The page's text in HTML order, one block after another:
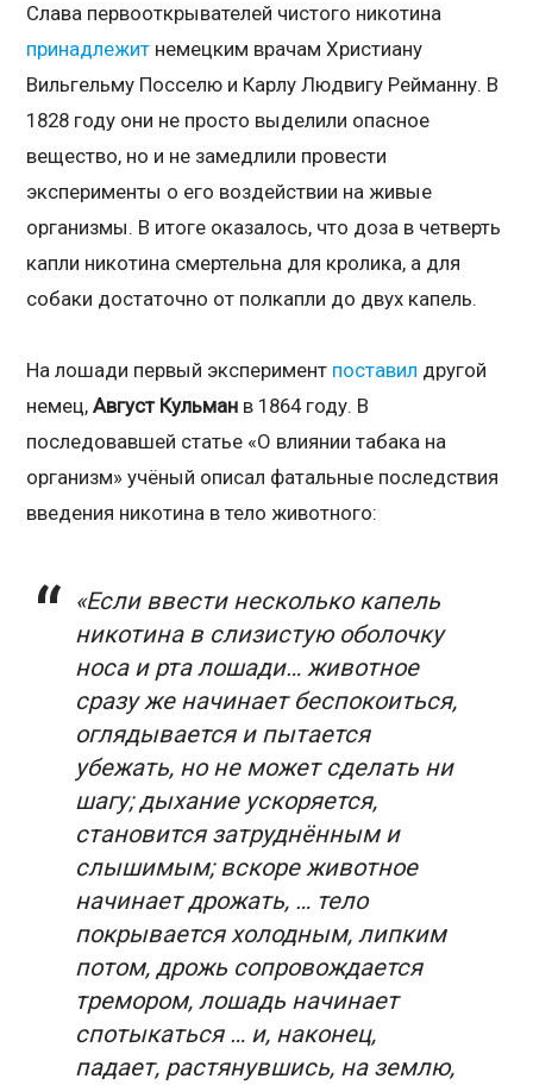
Слава первооткрывателей чистого никотина
принадлежит немецким врачам Христиану
Вильгельму Посселю и Карлу Людвигу Рейманну. В
1828 году они не просто выделили опасное
вещество, но и не замедлили провести
эксперименты о его воздействии на живые
организмы. В итоге оказалось, что доза в четверть
капли никотина смертельна для кролика, а для
собаки достаточно от полкапли до двух капель.
На лошади первый эксперимент поставил другой
немец,Август Кульман в 1864 году. В
последовавшей статье «О влиянии табака на
организм» учёный описал фатальные последствия
введения никотина в тело животного:
«Если ввести несколько капель
никотина в слизистую оболочку
носа и рта лошади… животное
сразу же начинает беспокоиться,
оглядывается и пытается
убежать, но не может сделать ни
шагу; дыхание ускоряется,
становится затруднённым и
слышимым; вскоре животное
начинает дрожать, … тело
покрывается холодным, липким
потом, дрожь сопровождается
тремором, лошадь начинает
спотыкаться … и, наконец,
падает, растянувшись, на землю,